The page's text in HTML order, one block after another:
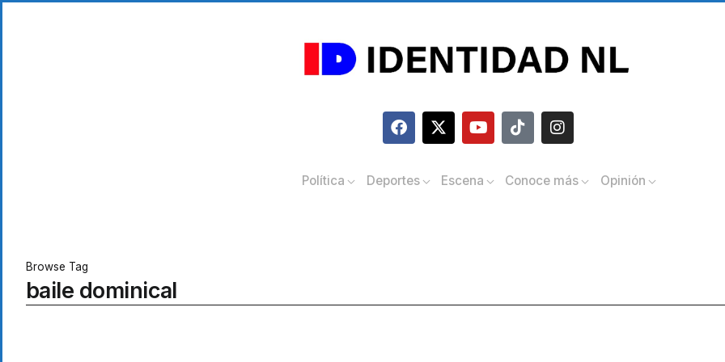
Política Deportes Escena Conoce más Opinión
Browse Tag
baile dominical